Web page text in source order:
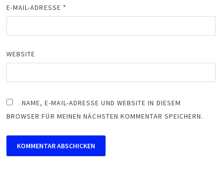
E-MAIL-ADRESSE *
WEBSITE
NAME, E-MAIL-ADRESSE UND WEBSITE IN DIESEM
BROWSER FÜR MEINEN NÄCHSTEN KOMMENTAR SPEICHERN.